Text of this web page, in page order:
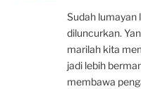
Sudah lumayan
diluncurkan.
marilah kita
jadi lebih
membawa